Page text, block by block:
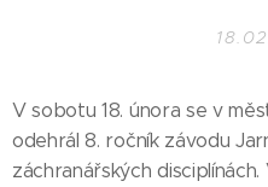
V sobotu 18. února se v
odehrál 8. ročník závodu
záchranářských